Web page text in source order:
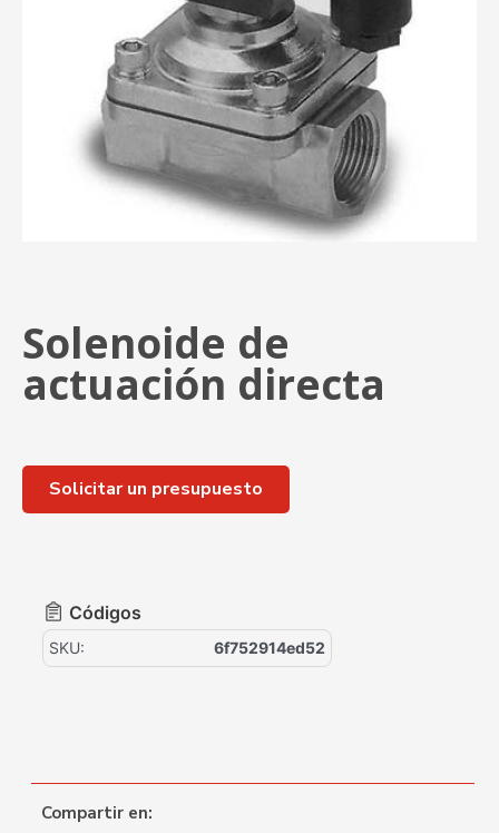
Solenoide de
actuación directa
Solicitar un presupuesto
Códigos
SKU: 6f752914ed52
Compartir en: